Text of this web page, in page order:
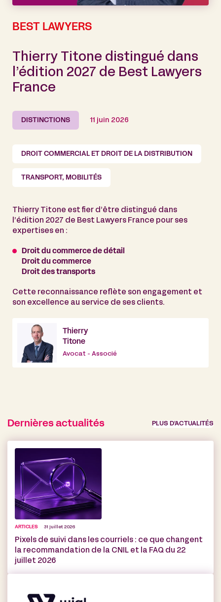
BEST LAWYERS
Thierry Titone distingué dans
l’édition 2027 de Best Lawyers
France
DISTINCTIONS 11 juin 2026
DROIT COMMERCIAL ET DROIT DE LA DISTRIBUTION
TRANSPORT, MOBILITÉS
Thierry Titone est fier d’être distingué dans
l’édition 2027 de Best Lawyers France pour ses
expertises en :
Droit du commerce de détail
Droit du commerce
Droit des transports
Cette reconnaissance reflète son engagement et
son excellence au service de ses clients.
Thierry
Titone
Avocat - Associé
Dernières actualités PLUS D’ACTUALITÉS
ARTICLES 31 juillet 2026
Pixels de suivi dans les courriels : ce que changent
la recommandation de la CNIL et la FAQ du 22
juillet 2026